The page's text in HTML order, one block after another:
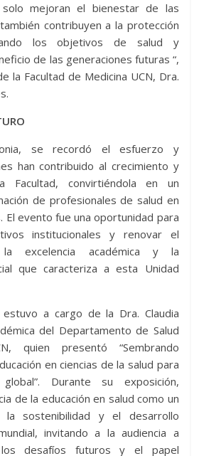
mejoran el bienestar de las
contribuyen a la protección
los objetivos de salud y
de las generaciones futuras “,
la Facultad de Medicina UCN, Dra.
se recordó el esfuerzo y
han contribuido al crecimiento y
Facultad, convirtiéndola en un
de profesionales de salud en
El evento fue una oportunidad para
institucionales y renovar el
excelencia académica y la
que caracteriza a esta Unidad
estuvo a cargo de la Dra. Claudia
del Departamento de Salud
quien presentó “Sembrando
en ciencias de la salud para
Durante su exposición,
de la educación en salud como un
la sostenibilidad y el desarrollo
invitando a la audiencia a
desafíos futuros y el papel